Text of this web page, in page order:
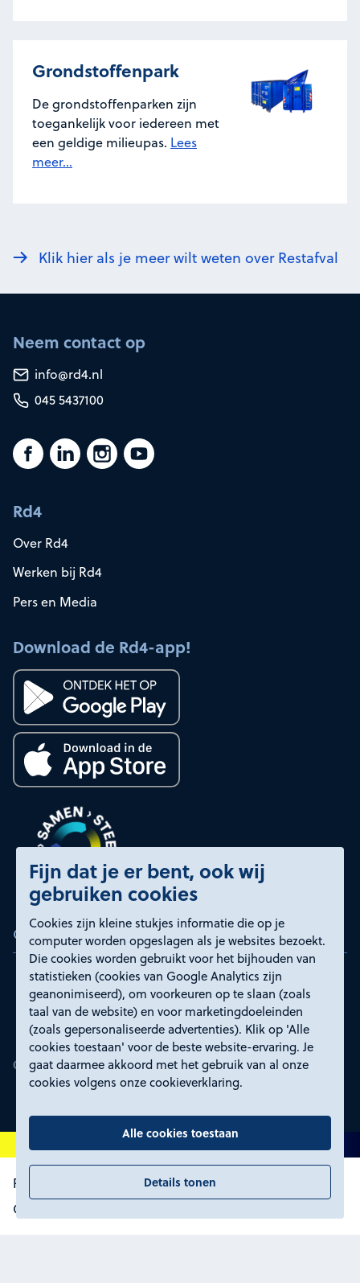
Fijn dat je er bent, ook wij
gebruiken cookies
Cookies zijn kleine stukjes informatie die op je
computer worden opgeslagen als je websites bezoekt.
Die cookies worden gebruikt voor het bijhouden van
statistieken (cookies van Google Analytics zijn
geanonimiseerd), om voorkeuren op te slaan (zoals
taal van de website) en voor marketingdoeleinden
(zoals gepersonaliseerde advertenties). Klik op 'Alle
cookies toestaan' voor de beste website-ervaring. Je
gaat daarmee akkoord met het gebruik van al onze
cookies volgens onze cookieverklaring.
Alle cookies toestaan
Details tonen
Grondstoffenpark
De grondstoffenparken zijn
toegankelijk voor iedereen met
een geldige milieupas. Lees
meer...
Klik hier als je meer wilt weten over Restafval
Neem contact op
info@rd4.nl
045 5437100
Rd4
Over Rd4
Werken bij Rd4
Pers en Media
Download de Rd4-app!
Certificeringen
Proclaimer en toegankelijkheid
Privacyverklaring
Certificeringen